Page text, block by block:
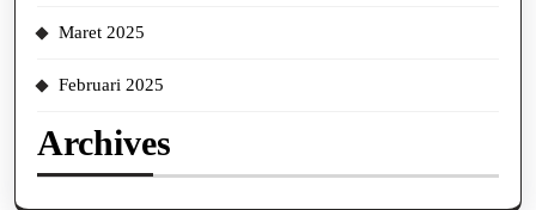
Maret 2025
Februari 2025
Archives